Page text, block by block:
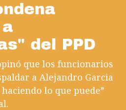
del PPD
que los funcionarios
a Alejandro Garcia
lo que puede”